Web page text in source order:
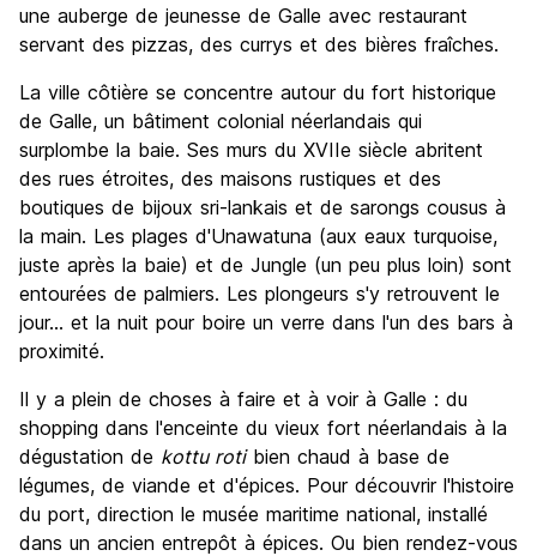
une auberge de jeunesse de Galle avec restaurant
servant des pizzas, des currys et des bières fraîches.
La ville côtière se concentre autour du fort historique
de Galle, un bâtiment colonial néerlandais qui
surplombe la baie. Ses murs du XVIIe siècle abritent
des rues étroites, des maisons rustiques et des
boutiques de bijoux sri-lankais et de sarongs cousus à
la main. Les plages d'Unawatuna (aux eaux turquoise,
juste après la baie) et de Jungle (un peu plus loin) sont
entourées de palmiers. Les plongeurs s'y retrouvent le
jour... et la nuit pour boire un verre dans l'un des bars à
proximité.
Il y a plein de choses à faire et à voir à Galle : du
shopping dans l'enceinte du vieux fort néerlandais à la
dégustation de kottu rotibien chaud à base de
légumes, de viande et d'épices. Pour découvrir l'histoire
du port, direction le musée maritime national, installé
dans un ancien entrepôt à épices. Ou bien rendez-vous